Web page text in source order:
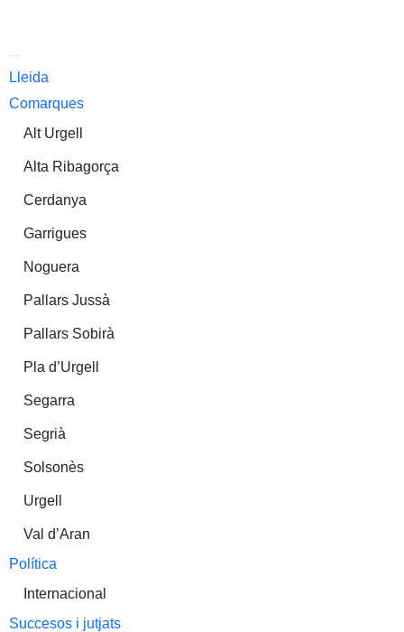
Lleida
Comarques
Alt Urgell
Alta Ribagorça
Cerdanya
Garrigues
Noguera
Pallars Jussà
Pallars Sobirà
Pla d’Urgell
Segarra
Segrià
Solsonès
Urgell
Val d’Aran
Política
Internacional
Succesos i jutjats